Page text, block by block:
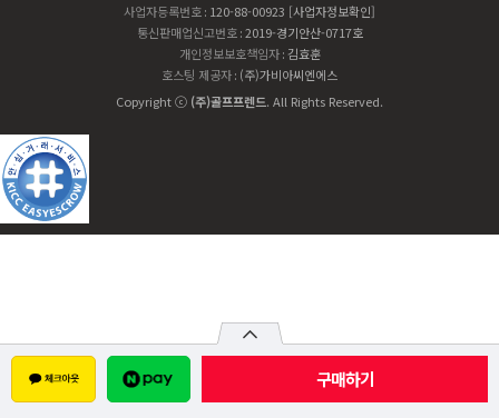
사업자등록번호: 120-88-00923 [사업자정보확인]
통신판매업신고번호 :2019-경기안산-0717호
개인정보보호책임자 : 김효훈
호스팅 제공자: (주)가비아씨엔에스
Copyright ⓒ (주)골프프렌드. All Rights Reserved.